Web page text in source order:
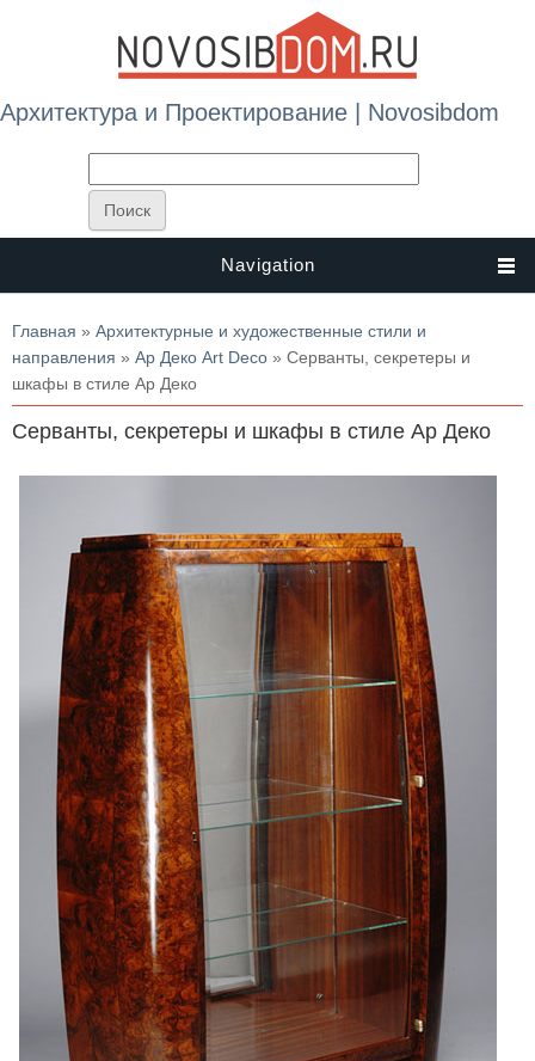
Архитектура и Проектирование | Novosibdom
Navigation
Вы здесь
Главная » Архитектурные и художественные стили и
направления » Ар Деко Art Deco » Серванты, секретеры и
шкафы в стиле Ар Деко
Серванты, секретеры и шкафы в стиле Ар Деко